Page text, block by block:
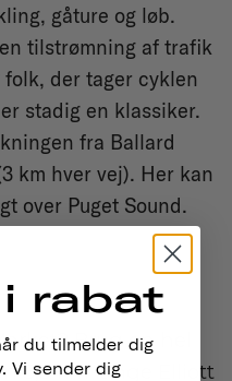
gåture og løb.
tilstrømning af trafik
der tager cyklen
stadig en klassiker.
fra Ballard
km hver vej). Her kan
over Puget Sound.
Brug en hel
5,5 km lange Elliott
i rabat
du tilmelder dig
Vi sender dig